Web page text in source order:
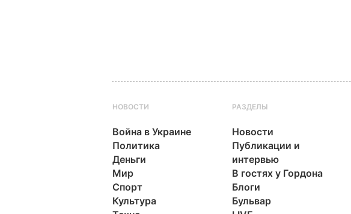
НОВОСТИ
Война в Украине
Политика
Деньги
Мир
Спорт
Культура
РАЗДЕЛЫ
Новости
Публикации и
интервью
В гостях у Гордона
Блоги
Бульвар